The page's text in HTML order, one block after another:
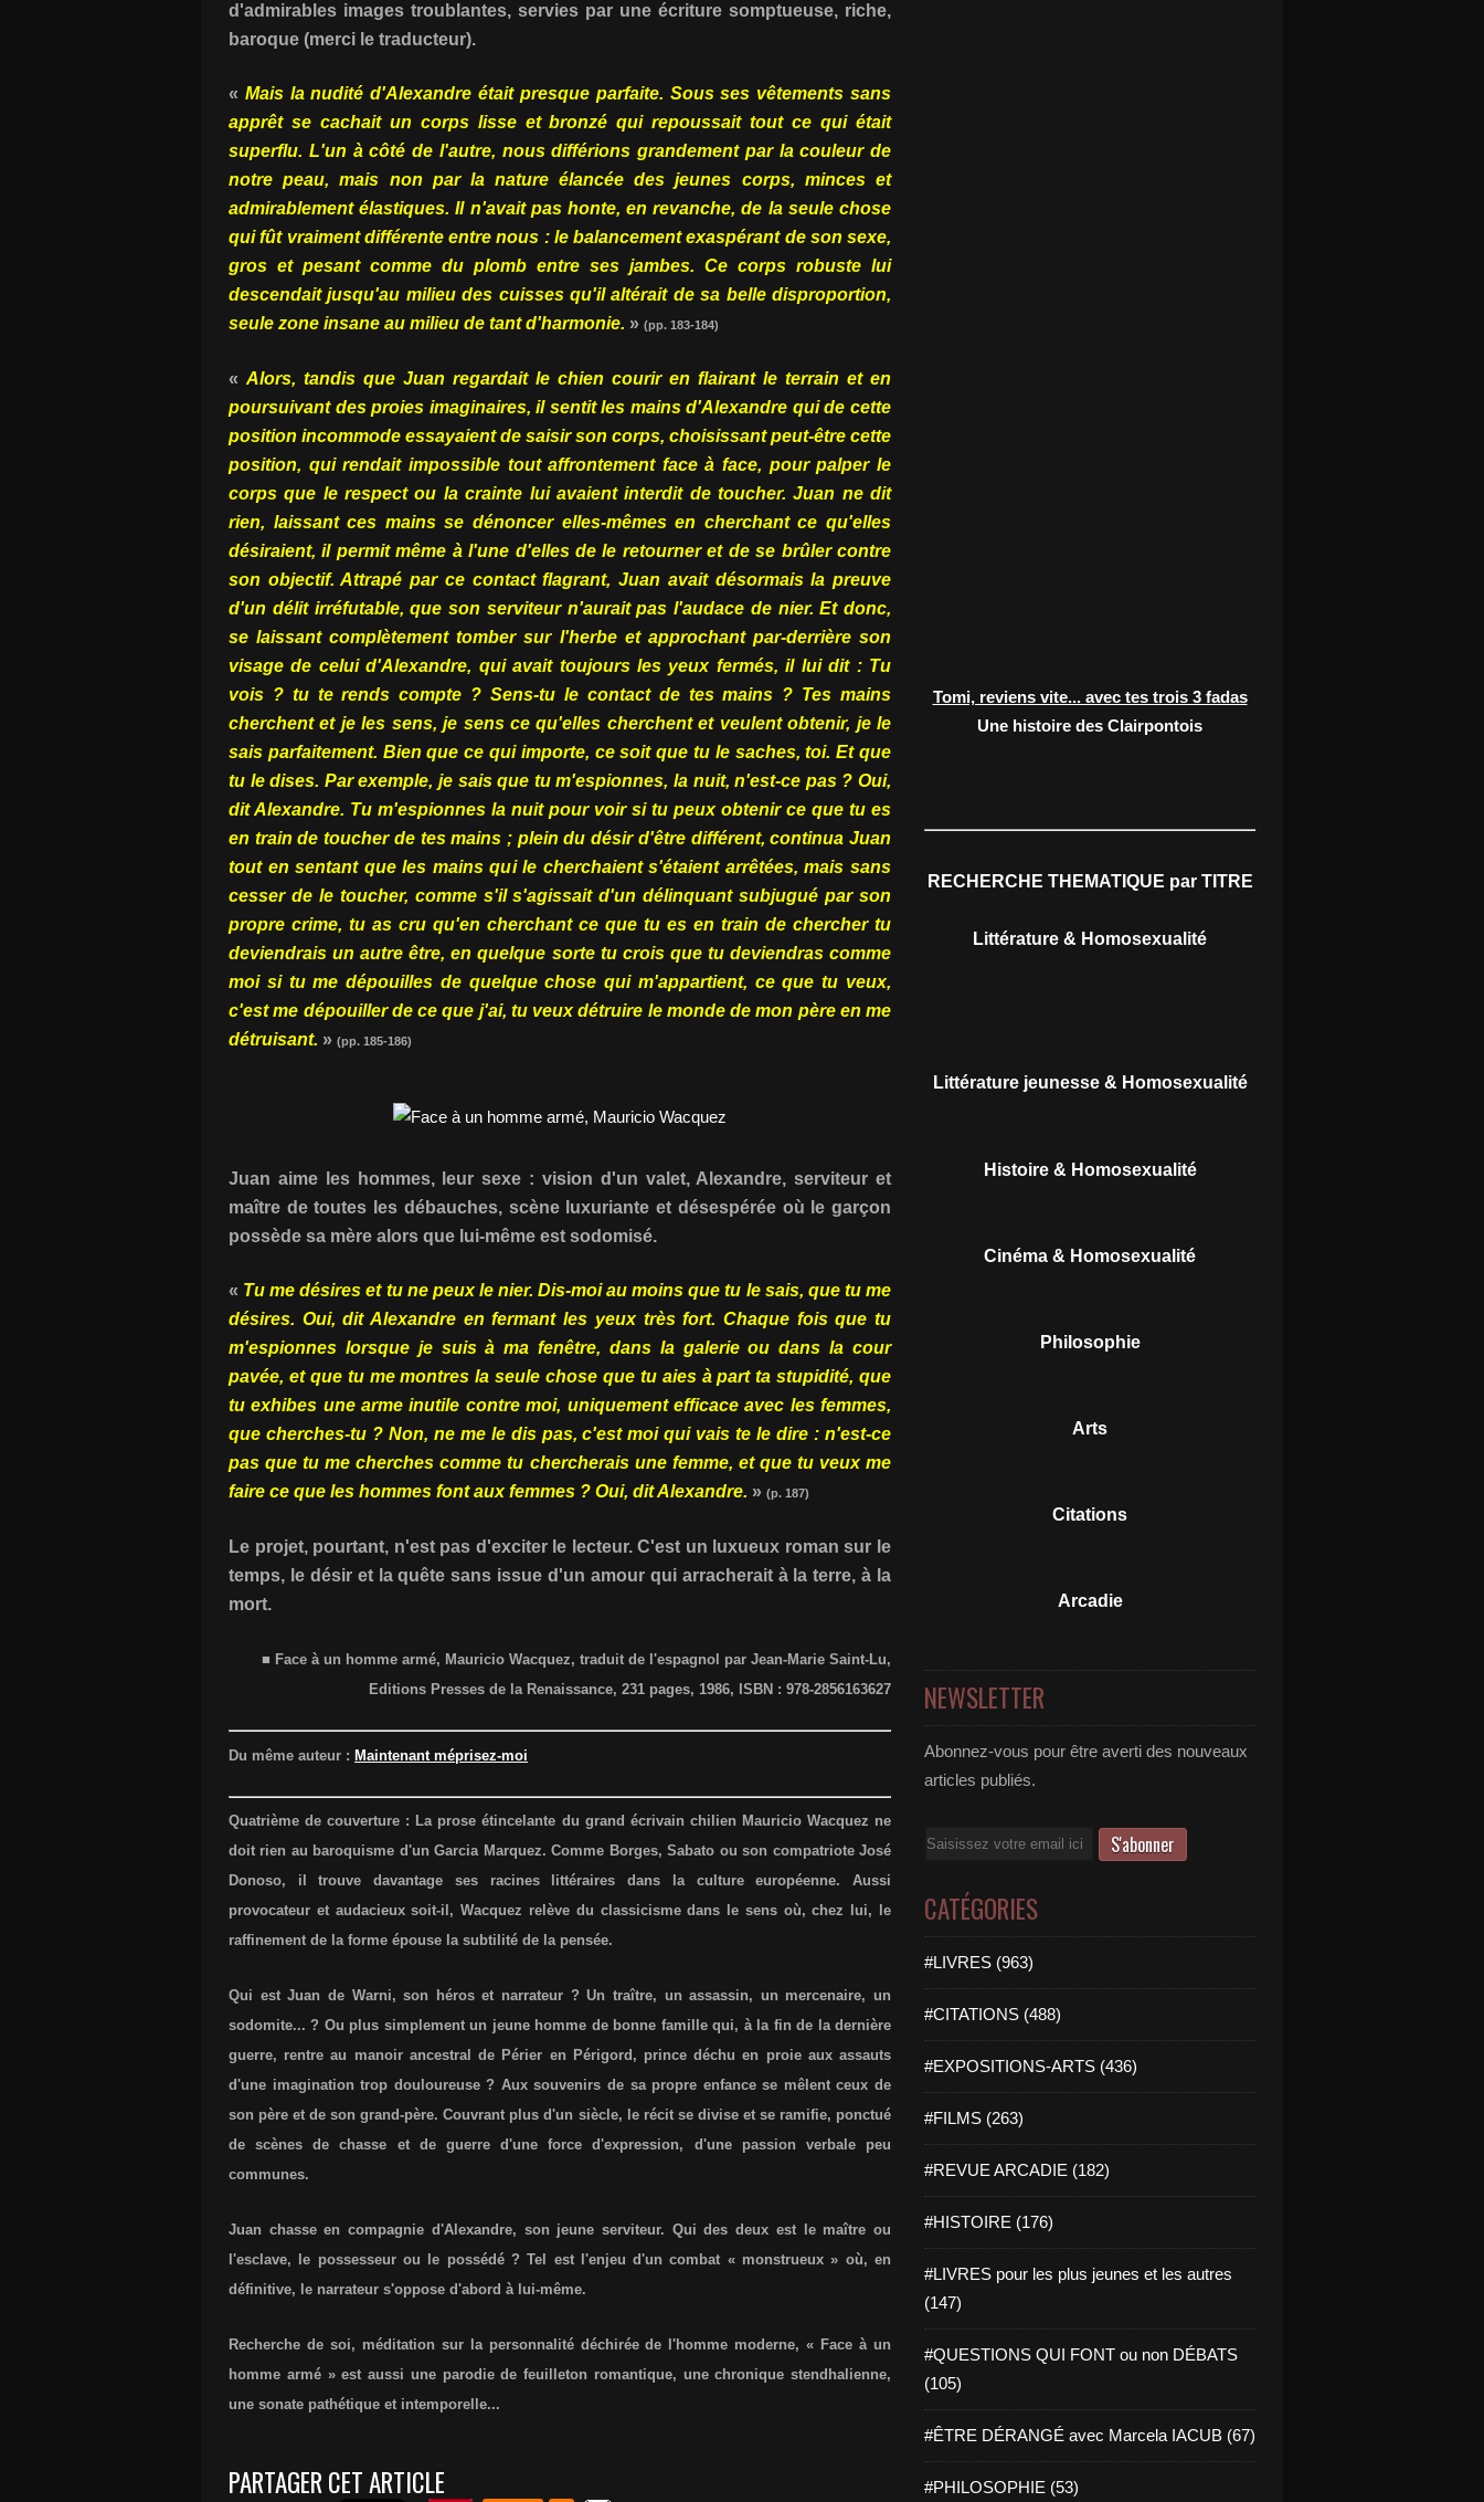
d'admirables images troublantes, servies par une écriture somptueuse, riche,
baroque (merci le traducteur).
« Mais la nudité d'Alexandre était presque parfaite. Sous ses vêtements sans
apprêt se cachait un corps lisse et bronzé qui repoussait tout ce qui était
superflu. L'un à côté de l'autre, nous différions grandement par la couleur de
notre peau, mais non par la nature élancée des jeunes corps, minces et
admirablement élastiques. Il n'avait pas honte, en revanche, de la seule chose
qui fût vraiment différente entre nous : le balancement exaspérant de son sexe,
gros et pesant comme du plomb entre ses jambes. Ce corps robuste lui
descendait jusqu'au milieu des cuisses qu'il altérait de sa belle disproportion,
seule zone insane au milieu de tant d'harmonie. » (pp. 183-184)
« Alors, tandis que Juan regardait le chien courir en flairant le terrain et en
poursuivant des proies imaginaires, il sentit les mains d'Alexandre qui de cette
position incommode essayaient de saisir son corps, choisissant peut-être cette
position, qui rendait impossible tout affrontement face à face, pour palper le
corps que le respect ou la crainte lui avaient interdit de toucher. Juan ne dit
rien, laissant ces mains se dénoncer elles-mêmes en cherchant ce qu'elles
désiraient, il permit même à l'une d'elles de le retourner et de se brûler contre
son objectif. Attrapé par ce contact flagrant, Juan avait désormais la preuve
d'un délit irréfutable, que son serviteur n'aurait pas l'audace de nier. Et donc,
se laissant complètement tomber sur l'herbe et approchant par-derrière son
visage de celui d'Alexandre, qui avait toujours les yeux fermés, il lui dit : Tu
vois ? tu te rends compte ? Sens-tu le contact de tes mains ? Tes mains
cherchent et je les sens, je sens ce qu'elles cherchent et veulent obtenir, je le
sais parfaitement. Bien que ce qui importe, ce soit que tu le saches, toi. Et que
tu le dises. Par exemple, je sais que tu m'espionnes, la nuit, n'est-ce pas ? Oui,
dit Alexandre. Tu m'espionnes la nuit pour voir si tu peux obtenir ce que tu es
en train de toucher de tes mains ; plein du désir d'être différent, continua Juan
tout en sentant que les mains qui le cherchaient s'étaient arrêtées, mais sans
cesser de le toucher, comme s'il s'agissait d'un délinquant subjugué par son
propre crime, tu as cru qu'en cherchant ce que tu es en train de chercher tu
deviendrais un autre être, en quelque sorte tu crois que tu deviendras comme
moi si tu me dépouilles de quelque chose qui m'appartient, ce que tu veux,
c'est me dépouiller de ce que j'ai, tu veux détruire le monde de mon père en me
détruisant. » (pp. 185-186)
Juan aime les hommes, leur sexe : vision d'un valet, Alexandre, serviteur et
maître de toutes les débauches, scène luxuriante et désespérée où le garçon
possède sa mère alors que lui-même est sodomisé.
« Tu me désires et tu ne peux le nier. Dis-moi au moins que tu le sais, que tu me
désires. Oui, dit Alexandre en fermant les yeux très fort. Chaque fois que tu
m'espionnes lorsque je suis à ma fenêtre, dans la galerie ou dans la cour
pavée, et que tu me montres la seule chose que tu aies à part ta stupidité, que
tu exhibes une arme inutile contre moi, uniquement efficace avec les femmes,
que cherches-tu ? Non, ne me le dis pas, c'est moi qui vais te le dire : n'est-ce
pas que tu me cherches comme tu chercherais une femme, et que tu veux me
faire ce que les hommes font aux femmes ? Oui, dit Alexandre. » (p. 187)
Le projet, pourtant, n'est pas d'exciter le lecteur. C'est un luxueux roman sur le
temps, le désir et la quête sans issue d'un amour qui arracherait à la terre, à la
mort.
■ Face à un homme armé, Mauricio Wacquez, traduit de l'espagnol par Jean-Marie Saint-Lu,
Editions Presses de la Renaissance, 231 pages, 1986, ISBN : 978-2856163627
Du même auteur : Maintenant méprisez-moi
Quatrième de couverture : La prose étincelante du grand écrivain chilien Mauricio Wacquez ne
doit rien au baroquisme d'un Garcia Marquez. Comme Borges, Sabato ou son compatriote José
Donoso, il trouve davantage ses racines littéraires dans la culture européenne. Aussi
provocateur et audacieux soit-il, Wacquez relève du classicisme dans le sens où, chez lui, le
raffinement de la forme épouse la subtilité de la pensée.
Qui est Juan de Warni, son héros et narrateur ? Un traître, un assassin, un mercenaire, un
sodomite... ? Ou plus simplement un jeune homme de bonne famille qui, à la fin de la dernière
guerre, rentre au manoir ancestral de Périer en Périgord, prince déchu en proie aux assauts
d'une imagination trop douloureuse ? Aux souvenirs de sa propre enfance se mêlent ceux de
son père et de son grand-père. Couvrant plus d'un siècle, le récit se divise et se ramifie, ponctué
de scènes de chasse et de guerre d'une force d'expression, d'une passion verbale peu
communes.
Juan chasse en compagnie d'Alexandre, son jeune serviteur. Qui des deux est le maître ou
l'esclave, le possesseur ou le possédé ? Tel est l'enjeu d'un combat « monstrueux » où, en
définitive, le narrateur s'oppose d'abord à lui-même.
Recherche de soi, méditation sur la personnalité déchirée de l'homme moderne, « Face à un
homme armé » est aussi une parodie de feuilleton romantique, une chronique stendhalienne,
une sonate pathétique et intemporelle...
PARTAGER CET ARTICLE
Tomi, reviens vite... avec tes trois 3 fadas
Une histoire des Clairpontois
RECHERCHE THEMATIQUE par TITRE
Littérature & Homosexualité
Littérature jeunesse & Homosexualité
Histoire & Homosexualité
Cinéma & Homosexualité
Philosophie
Arts
Citations
Arcadie
NEWSLETTER
Abonnez-vous pour être averti des nouveaux
articles publiés.
Email
CATÉGORIES
#LIVRES (963)
#CITATIONS (488)
#EXPOSITIONS-ARTS (436)
#FILMS (263)
#REVUE ARCADIE (182)
#HISTOIRE (176)
#LIVRES pour les plus jeunes et les autres
(147)
#QUESTIONS QUI FONT ou non DÉBATS
(105)
#ÊTRE DÉRANGÉ avec Marcela IACUB (67)
#PHILOSOPHIE (53)